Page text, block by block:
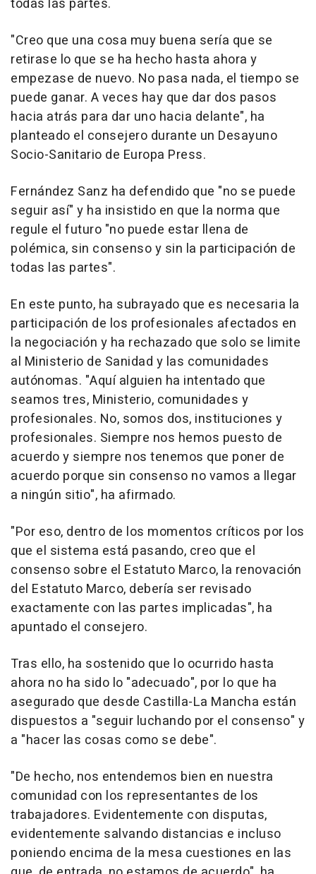
todas las partes.
"Creo que una cosa muy buena sería que se
retirase lo que se ha hecho hasta ahora y
empezase de nuevo. No pasa nada, el tiempo se
puede ganar. A veces hay que dar dos pasos
hacia atrás para dar uno hacia delante", ha
planteado el consejero durante un Desayuno
Socio-Sanitario de Europa Press.
Fernández Sanz ha defendido que "no se puede
seguir así" y ha insistido en que la norma que
regule el futuro "no puede estar llena de
polémica, sin consenso y sin la participación de
todas las partes".
En este punto, ha subrayado que es necesaria la
participación de los profesionales afectados en
la negociación y ha rechazado que solo se limite
al Ministerio de Sanidad y las comunidades
autónomas. "Aquí alguien ha intentado que
seamos tres, Ministerio, comunidades y
profesionales. No, somos dos, instituciones y
profesionales. Siempre nos hemos puesto de
acuerdo y siempre nos tenemos que poner de
acuerdo porque sin consenso no vamos a llegar
a ningún sitio", ha afirmado.
"Por eso, dentro de los momentos críticos por los
que el sistema está pasando, creo que el
consenso sobre el Estatuto Marco, la renovación
del Estatuto Marco, debería ser revisado
exactamente con las partes implicadas", ha
apuntado el consejero.
Tras ello, ha sostenido que lo ocurrido hasta
ahora no ha sido lo "adecuado", por lo que ha
asegurado que desde Castilla-La Mancha están
dispuestos a "seguir luchando por el consenso" y
a "hacer las cosas como se debe".
"De hecho, nos entendemos bien en nuestra
comunidad con los representantes de los
trabajadores. Evidentemente con disputas,
evidentemente salvando distancias e incluso
poniendo encima de la mesa cuestiones en las